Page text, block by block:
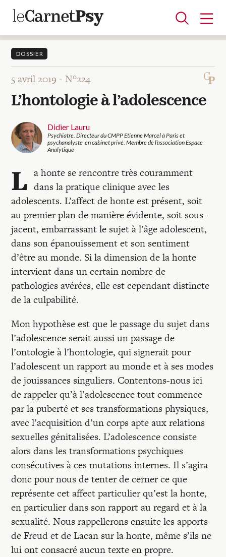
Articles
A la une
Adolescence
Dispositif
Enfance
Périnatalité
Psychanalyse
Psychopathologie
Soin
Dossiers
Auteurs
Blocs-notes
Recherches
Entretiens
Revues
Colloque
Mon panier
Mon compte
DOSSIER
5 avril 2019 -N°224
L’hontologie à l’adolescence
Didier Lauru
Psychiatre. Directeur du CMPP Etienne Marcel à Paris et
psychanalyste en cabinet privé. Membre de l’association Espace
Analytique
L a honte se rencontre très couramment
dans la pratique clinique avec les
adolescents. L’affect de honte est présent, soit
au premier plan de manière évidente, soit sous-
jacent, embarrassant le sujet à l’âge adolescent,
dans son épanouissement et son sentiment
d’être au monde. Si la dimension de la honte
intervient dans un certain nombre de
pathologies avérées, elle est cependant distincte
de la culpabilité.
Mon hypothèse est que le passage du sujet dans
l’adolescence serait aussi un passage de
l’ontologie à l’hontologie, qui signerait pour
l’adolescent un rapport au monde et à ses modes
de jouissances singuliers. Contentons-nous ici
de rappeler qu’à l’adolescence tout commence
par la puberté et ses transformations physiques,
avec l’acquisition d’un corps apte aux relations
sexuelles génitalisées. L’adolescence consiste
alors dans les transformations psychiques
consécutives à ces mutations internes. Il s’agira
donc pour nous de tenter de cerner ce que
représente cet affect particulier qu’est la honte,
en particulier dans son rapport au regard et à la
sexualité. Nous rappellerons ensuite les apports
de Freud et de Lacan sur la honte, même s’ils ne
lui ont consacré aucun texte en propre.